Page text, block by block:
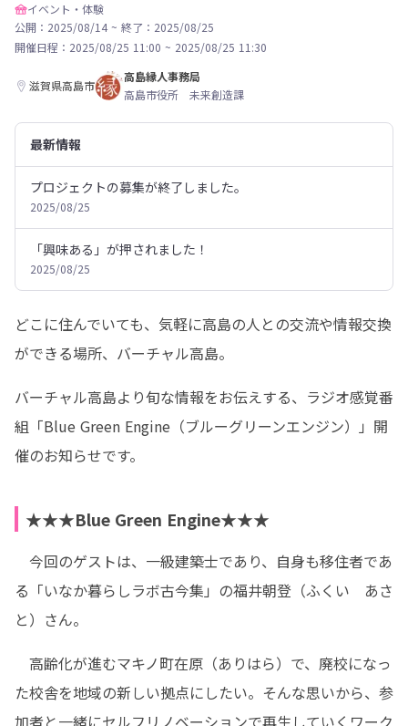
イベント・体験
公開：2025/08/14 ~ 終了：2025/08/25
開催日程： 2025/08/25 11:00 ~ 2025/08/25 11:30
滋賀県高島市
高島縁人事務局
高島市役所 未来創造課
最新情報
プロジェクトの募集が終了しました。
2025/08/25
「興味ある」が押されました！
2025/08/25
どこに住んでいても、気軽に高島の人との交流や情報交換
ができる場所、バーチャル高島。
バーチャル高島より旬な情報をお伝えする、ラジオ感覚番
組「Blue Green Engine（ブルーグリーンエンジン）」開
催のお知らせです。
★★★Blue Green Engine★★★
今回のゲストは、一級建築士であり、自身も移住者であ
る「いなか暮らしラボ古今集」の福井朝登（ふくい　あさ
と）さん。
高齢化が進むマキノ町在原（ありはら）で、廃校になっ
た校舎を地域の新しい拠点にしたい。そんな思いから、参
加者と一緒にセルフリノベーションで再生していくワーク